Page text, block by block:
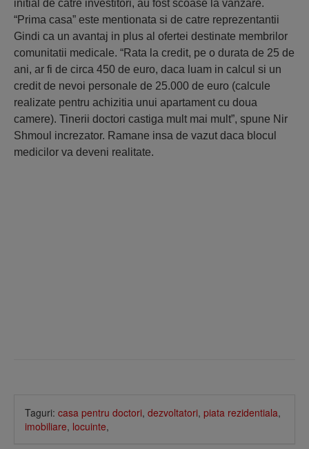
initial de catre investitori, au fost scoase la vanzare.
“Prima casa” este mentionata si de catre reprezentantii
Gindi ca un avantaj in plus al ofertei destinate membrilor
comunitatii medicale. “Rata la credit, pe o durata de 25 de
ani, ar fi de circa 450 de euro, daca luam in calcul si un
credit de nevoi personale de 25.000 de euro (calcule
realizate pentru achizitia unui apartament cu doua
camere). Tinerii doctori castiga mult mai mult”, spune Nir
Shmoul increzator. Ramane insa de vazut daca blocul
medicilor va deveni realitate.
Taguri: casa pentru doctori, dezvoltatori, piata rezidentiala,
imobiliare, locuinte,